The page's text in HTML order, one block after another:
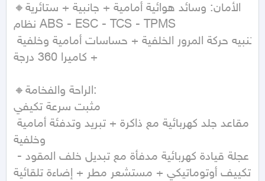
🔸الأمان: وسائد هوائية أمامية + جانبية + ستائرية
نظام ABS - ESC - TCS - TPMS
+ كاميرا 360 درجة
🔸الراحة والفخامة:
مثبت سرعة تكيفي
وخلفية
تكييف أوتوماتيكي + مستشعر مطر + إضاءة تلقائية